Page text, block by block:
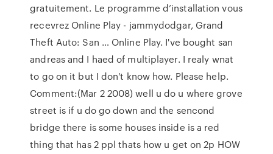
gratuitement. Le programme d’installation vous
recevrez Online Play - jammydodgar, Grand
Theft Auto: San … Online Play. I've bought san
andreas and I haed of multiplayer. I realy wnat
to go on it but I don't know how. Please help.
Comment:(Mar 2 2008) well u do u where grove
street is if u do go down and the sencond
bridge there is some houses inside is a red
thing that has 2 ppl thats how u get on 2p HOW